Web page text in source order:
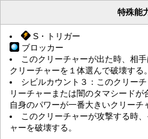
特殊能
S・トリガー
ブロッカー
このクリーチャーが出た時、相
クリーチャーを１体選んで破壊する。
シビルカウント３：このクリー
リーチャーまたは闇のタマシード
自身のパワーが一番大きいクリーチ
このクリーチャーが攻撃する時
ャーを破壊する。